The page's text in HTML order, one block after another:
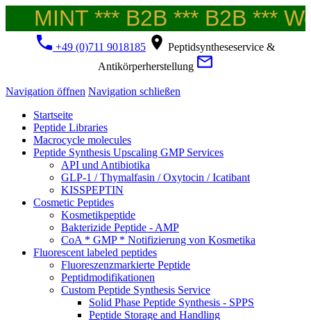
MINT *** B2B *** B2B ***
+49 (0)711 9018185
Peptidsyntheseservice &
Antikörperherstellung
Navigation öffnen Navigation schließen
Startseite
Peptide Libraries
Macrocycle molecules
Peptide Synthesis Upscaling GMP Services
API und Antibiotika
GLP-1 / Thymalfasin / Oxytocin / Icatibant
KISSPEPTIN
Cosmetic Peptides
Kosmetikpeptide
Bakterizide Peptide - AMP
CoA * GMP * Notifizierung von Kosmetika
Fluorescent labeled peptides
Fluoreszenzmarkierte Peptide
Peptidmodifikationen
Custom Peptide Synthesis Service
Solid Phase Peptide Synthesis - SPPS
Peptide Storage and Handling